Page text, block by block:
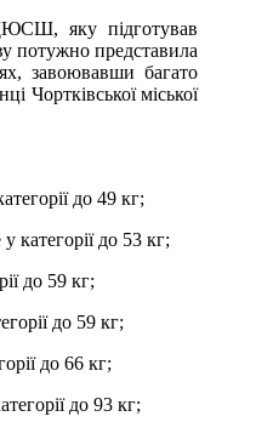
яку підготував
потужно представила
завоювавши багато
Чортківської міської
до 49 кг;
до 53 кг;
до 59 кг;
до 59 кг;
до 66 кг;
до 93 кг;